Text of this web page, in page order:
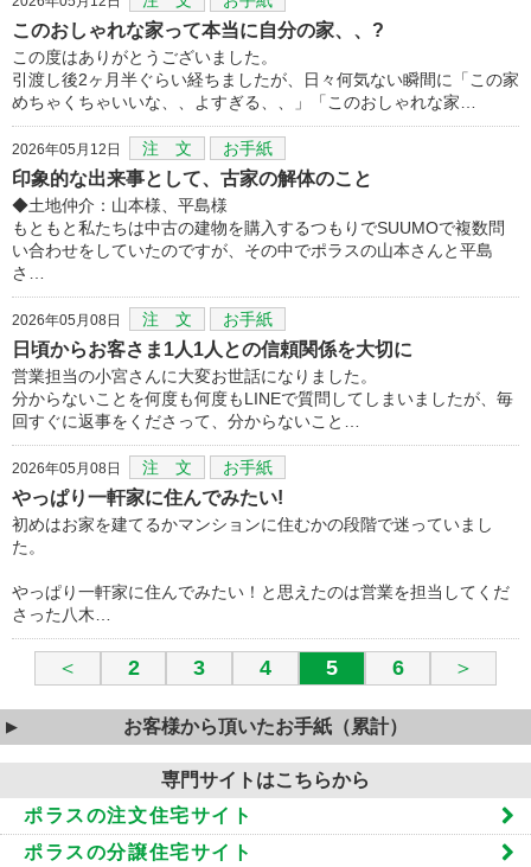
このおしゃれな家って本当に自分の家、、?
この度はありがとうございました。
引渡し後2ヶ月半ぐらい経ちましたが、日々何気ない瞬間に「この家
めちゃくちゃいいな、、よすぎる、、」「このおしゃれな家…
2026年05月12日 注 文 お手紙
印象的な出来事として、古家の解体のこと
◆土地仲介：山本様、平島様
もともと私たちは中古の建物を購入するつもりでSUUMOで複数問
い合わせをしていたのですが、その中でポラスの山本さんと平島
さ…
2026年05月08日 注 文 お手紙
日頃からお客さま1人1人との信頼関係を大切に
営業担当の小宮さんに大変お世話になりました。
分からないことを何度も何度もLINEで質問してしまいましたが、毎
回すぐに返事をくださって、分からないこと…
2026年05月08日 注 文 お手紙
やっぱり一軒家に住んでみたい!
初めはお家を建てるかマンションに住むかの段階で迷っていまし
た。
やっぱり一軒家に住んでみたい！と思えたのは営業を担当してくだ
さった八木…
＜ 2 3 4 5 6 ＞
お客様から頂いたお手紙（累計）
専門サイトはこちらから
ポラスの注文住宅サイト
ポラスの分譲住宅サイト